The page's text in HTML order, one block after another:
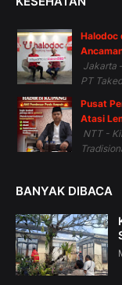
Halodoc
Jakarta
PT
Pusat
Atasi
NTT -
BANYAK DIBACA